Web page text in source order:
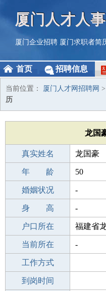
厦门人才人
厦门企业招聘 厦门求职者简
首页 招聘信息
当前位置： 厦门人才网招聘网 >
历
龙国
真实姓名 龙国豪
性 别 男
年 龄 50
出生年月 1976-10-
婚姻状况 -
学 历 初中
身 高 -
毕业学校 承德李
户口所在 福建省
所学专业 -
当前所在 -
工作经验
工作方式
驾 照
到岗时间